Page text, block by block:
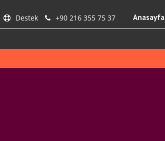
Destek +90 216 355 75 37 Anasayfa